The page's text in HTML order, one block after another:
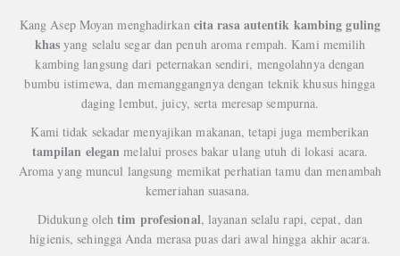
Kang Asep Moyan menghadirkan cita rasa autentik kambing guling
khasyang selalu segar dan penuh aroma rempah. Kami memilih
kambing langsung dari peternakan sendiri, mengolahnya dengan
bumbu istimewa, dan memanggangnya dengan teknik khusus hingga
daging lembut, juicy, serta meresap sempurna.
Kami tidak sekadar menyajikan makanan, tetapi juga memberikan
tampilan elegan melalui proses bakar ulang utuh di lokasi acara.
Aroma yang muncul langsung memikat perhatian tamu dan menambah
kemeriahan suasana.
Didukung olehtim profesional, layanan selalu rapi, cepat, dan
higienis, sehingga Anda merasa puas dari awal hingga akhir acara.